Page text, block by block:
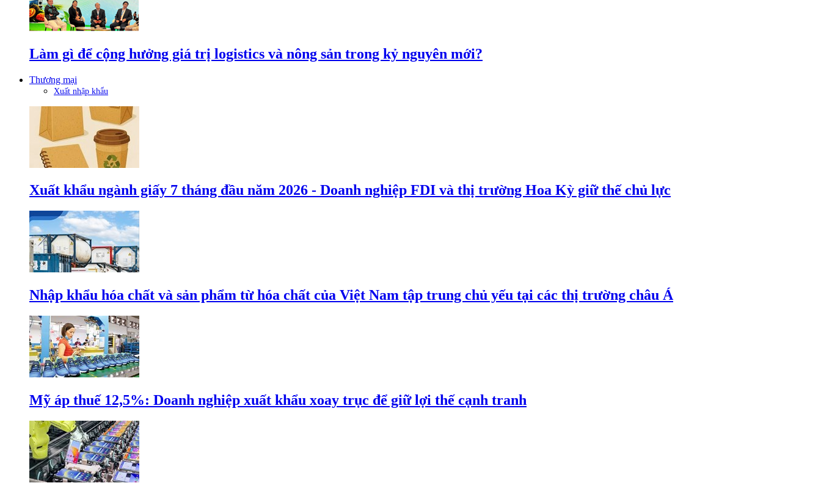
Làm gì để cộng hưởng giá trị logistics và nông sản trong kỷ nguyên mới?
Thương mại
Xuất nhập khẩu
Xuất khẩu ngành giấy 7 tháng đầu năm 2026 - Doanh nghiệp FDI và thị trường Hoa Kỳ giữ thế chủ lực
Nhập khẩu hóa chất và sản phẩm từ hóa chất của Việt Nam tập trung chủ yếu tại các thị trường châu Á
Mỹ áp thuế 12,5%: Doanh nghiệp xuất khẩu xoay trục để giữ lợi thế cạnh tranh